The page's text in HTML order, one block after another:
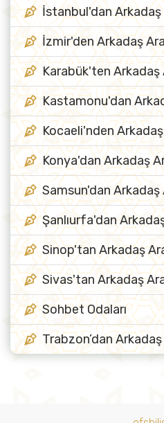
İstanbul'dan Arkadaş
İzmir'den Arkadaş
Karabük'ten Arkadaş
Kastamonu'dan
Kocaeli'nden
Konya'dan Arkadaş
Samsun'dan Arkadaş
Şanlıurfa'dan
Sinop'tan Arkadaş
Sivas'tan Arkadaş
Sohbet Odaları
Trabzon’dan